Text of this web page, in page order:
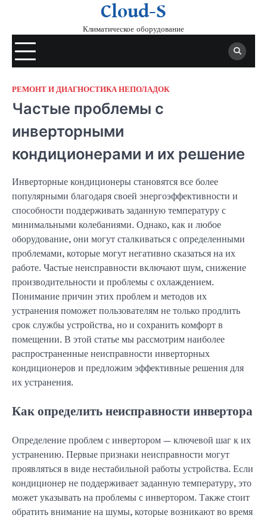
content
Cloud-S
Климатическое оборудование
РЕМОНТ И ДИАГНОСТИКА НЕПОЛАДОК
Частые проблемы с
инверторными
кондиционерами и их решение
Инверторные кондиционеры становятся все более
популярными благодаря своей энергоэффективности и
способности поддерживать заданную температуру с
минимальными колебаниями. Однако, как и любое
оборудование, они могут сталкиваться с определенными
проблемами, которые могут негативно сказаться на их
работе. Частые неисправности включают шум, снижение
производительности и проблемы с охлаждением.
Понимание причин этих проблем и методов их
устранения поможет пользователям не только продлить
срок службы устройства, но и сохранить комфорт в
помещении. В этой статье мы рассмотрим наиболее
распространенные неисправности инверторных
кондиционеров и предложим эффективные решения для
их устранения.
Как определить неисправности инвертора
Определение проблем с инвертором — ключевой шаг к их
устранению. Первые признаки неисправности могут
проявляться в виде нестабильной работы устройства. Если
кондиционер не поддерживает заданную температуру, это
может указывать на проблемы с инвертором. Также стоит
обратить внимание на шумы, которые возникают во время